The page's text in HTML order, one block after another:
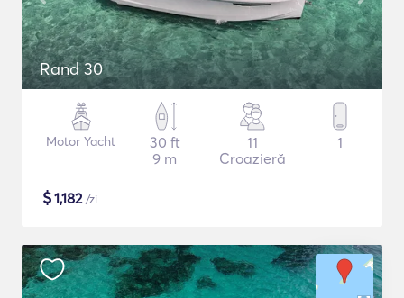
Rand 30
Motor Yacht
30 ft
9 m
11
Croazieră
1
$1,182/zi